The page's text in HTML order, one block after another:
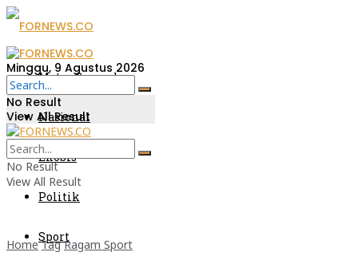
Metro Sumsel
Nasional
Ekobis
Politik
Sport
Minggu, 9 Agustus 2026
No Result
View All Result
No Result
View All Result
Home Tag Ragam Sport